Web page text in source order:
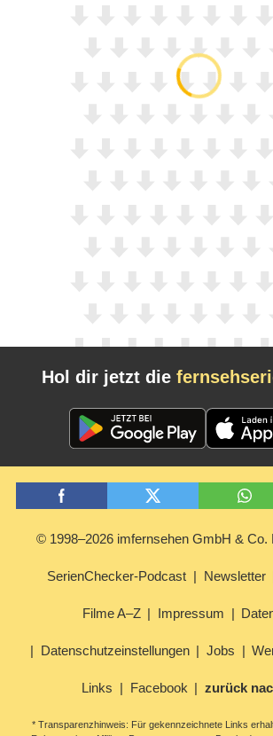
Hol dir jetzt die
© 1998–2026 imfernsehen GmbH & Co.
SerienChecker-Podcast Newsletter
Filme A–Z Impressum
Datenschutzeinstellungen Jobs
Links Facebook zurück
* Transparenzhinweis: Für gekennzeichnete Links